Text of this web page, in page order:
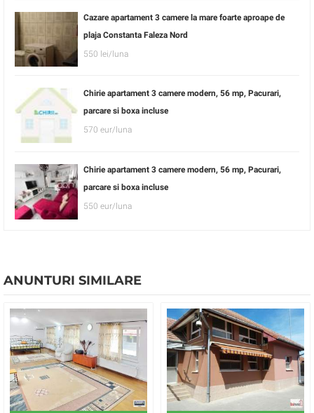
Cazare apartament 3 camere la mare foarte aproape de
plaja Constanta Faleza Nord
550 lei/luna
Chirie apartament 3 camere modern, 56 mp, Pacurari,
parcare si boxa incluse
570 eur/luna
Chirie apartament 3 camere modern, 56 mp, Pacurari,
parcare si boxa incluse
550 eur/luna
ANUNTURI SIMILARE